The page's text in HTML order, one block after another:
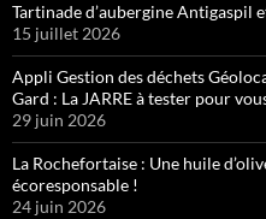
Tartinade d’aubergine Antigaspil
15 juillet 2026
Appli Gestion des déchets
Gard : La JARRE à tester pour
29 juin 2026
La Rochefortaise : Une huile
écoresponsable !
24 juin 2026